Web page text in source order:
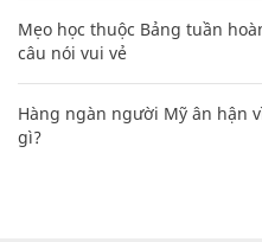
Mẹo học thuộc Bảng tuần
câu nói vui vẻ
Hàng ngàn người Mỹ ân hận
gì?